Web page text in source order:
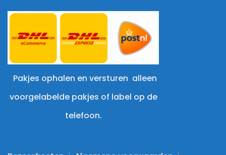
Pakjes ophalen en versturen alleen
voorgelabelde pakjes of label op de
telefoon.